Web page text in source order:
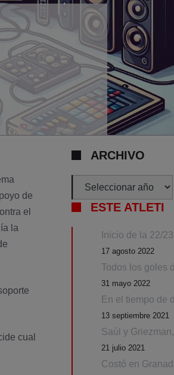
de
el
la
cual
ARCHIVO
Archivos
ESTE ATLETI
Inicio de la 22/
17 agosto 2022
Todos los goles
31 mayo 2022
En el tiempo de
13 septiembre 2021
Saúl y
21 julio 2021
Costó en